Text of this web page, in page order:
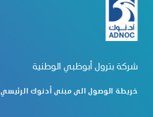
شركة بترول أبوظبي الوطنية
خريطة الوصول الى مبنى أدنوك الرئيسي